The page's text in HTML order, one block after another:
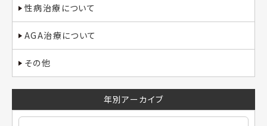
性病治療について
AGA治療について
その他
年別アーカイブ